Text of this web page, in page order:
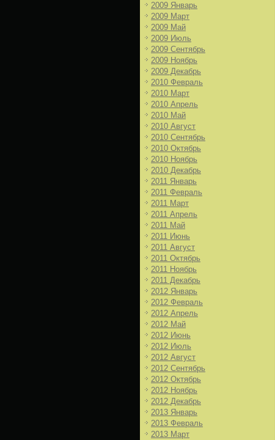
2009 Январь
2009 Март
2009 Май
2009 Июль
2009 Сентябрь
2009 Ноябрь
2009 Декабрь
2010 Февраль
2010 Март
2010 Апрель
2010 Май
2010 Август
2010 Сентябрь
2010 Октябрь
2010 Ноябрь
2010 Декабрь
2011 Январь
2011 Февраль
2011 Март
2011 Апрель
2011 Май
2011 Июнь
2011 Август
2011 Октябрь
2011 Ноябрь
2011 Декабрь
2012 Январь
2012 Февраль
2012 Апрель
2012 Май
2012 Июнь
2012 Июль
2012 Август
2012 Сентябрь
2012 Октябрь
2012 Ноябрь
2012 Декабрь
2013 Январь
2013 Февраль
2013 Март